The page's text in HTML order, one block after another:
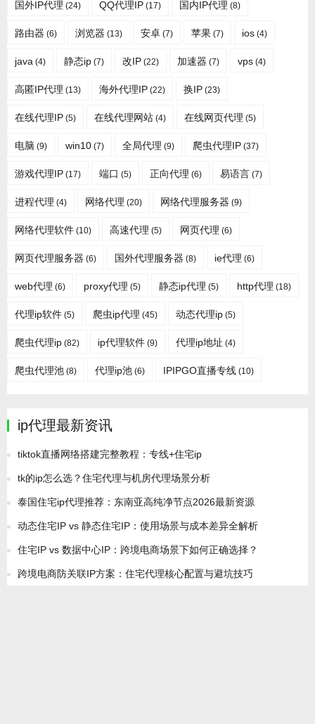
国外IP代理 (24) QQ代理IP (17) 国内IP代理 (8)
路由器 (6) 浏览器 (13) 安卓 (7) 苹果 (7) ios (4)
java (4) 静态ip (7) 改IP (22) 加速器 (7) vps (4)
高匿IP代理 (13) 海外代理IP (22) 换IP (23)
在线代理IP (5) 在线代理网站 (4) 在线网页代理 (5)
电脑 (9) win10 (7) 全局代理 (9) 爬虫代理IP (37)
游戏代理IP (17) 端口 (5) 正向代理 (6) 易语言 (7)
进程代理 (4) 网络代理 (20) 网络代理服务器 (9)
网络代理软件 (10) 高速代理 (5) 网页代理 (6)
网页代理服务器 (6) 国外代理服务器 (8) ie代理 (6)
web代理 (6) proxy代理 (5) 静态ip代理 (5) http代理 (18)
代理ip软件 (5) 爬虫ip代理 (45) 动态代理ip (5)
爬虫代理ip (82) ip代理软件 (9) 代理ip地址 (4)
爬虫代理池 (8) 代理ip池 (6) IPIPGO直播专线 (10)
ip代理最新资讯
tiktok直播网络搭建完整教程：专线+住宅ip
tk的ip怎么选？住宅代理与机房代理场景分析
泰国住宅ip代理推荐：东南亚高纯净节点2026最新资源
动态住宅IP vs 静态住宅IP：使用场景与成本差异全解析
住宅IP vs 数据中心IP：跨境电商场景下如何正确选择？
跨境电商防关联IP方案：住宅代理核心配置与避坑技巧